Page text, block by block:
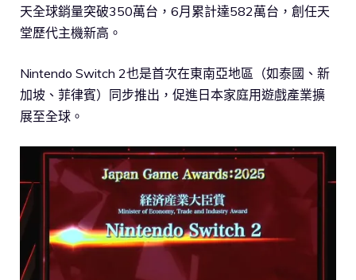
天全球銷量突破350萬台，6月累計達582萬台，創任天
堂歷代主機新高。
Nintendo Switch 2也是首次在東南亞地區（如泰國、新
加坡、菲律賓）同步推出，促進日本家庭用遊戲產業擴
展至全球。